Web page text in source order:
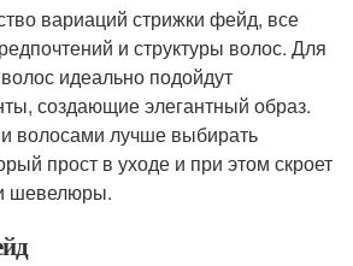
вариаций стрижки фейд, все
и структуры волос. Для
идеально подойдут
создающие элегантный образ.
волосами лучше выбирать
прост в уходе и при этом скроет
шевелюры.